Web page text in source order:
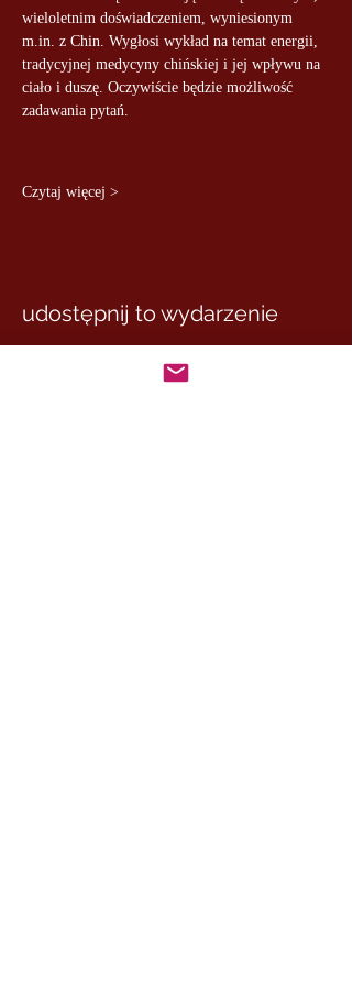
wieloletnim doświadczeniem, wyniesionym
m.in. z Chin. Wygłosi wykład na temat energii,
tradycyjnej medycyny chińskiej i jej wpływu na
ciało i duszę. Oczywiście będzie możliwość
zadawania pytań.
Czytaj więcej >
udostępnij to wydarzenie